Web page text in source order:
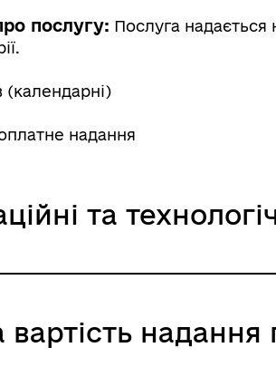
послугу: Послуга надається
(календарні)
надання
та
вартість надання